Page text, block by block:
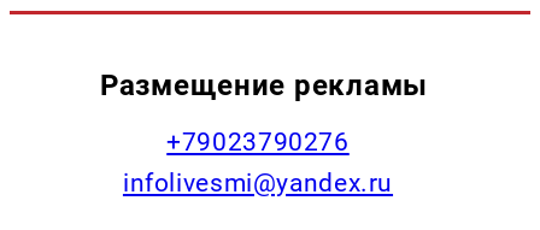
Размещение рекламы
+79023790276
infolivesmi@yandex.ru